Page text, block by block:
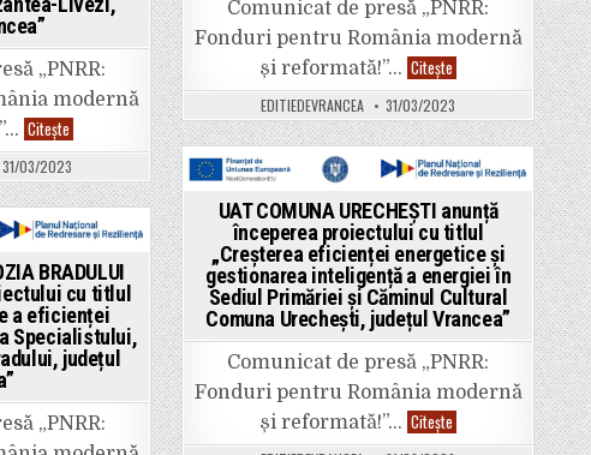
Vrancea”
energetice
Casa
Specialistului,
Comuna
Slobozia
Bradului,
județul
Vrancea”
Comunicat de presă „PNRR:
Fonduri pentru România modernă
și reformată!”… Citește
Slobozia
Bradului
anunță
începerea
proiectului
cu
titlul
stații
de
reîncărcare
vehicule
electrice
Comuna
Slobozia
Bradului,
județul
Vrancea”
EDITIEDEVRANCEA 31/03/2023
„PNRR:
modernă
Citește
COMUNA
VIZANTEA-
LIVEZI
anunță
începerea
proiectului
cu
„Reabilitare
moderată
a
clădirilor
publice
Comuna
Vizantea-
Livezi,
Vrancea”
31/03/2023
in
UAT COMUNA URECHEȘTI anunță
începerea proiectului cu titlul
„Creșterea eficienței energetice și
gestionarea inteligență a energiei în
Sediul Primăriei și Căminul Cultural
Comuna Urechești, județul Vrancea”
Comunicat de presă „PNRR:
Fonduri pentru România modernă
și reformată!”… Citește
COMUNA
BRADULUI
cu titlul
a eficienței
Specialistului,
județul
„PNRR: